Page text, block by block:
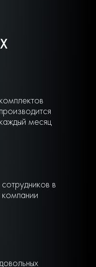
комплектов
производится
каждый месяц
сотрудников в
компании